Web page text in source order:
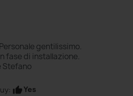
gentilissimo.
fase di installazione.
Stefano
thumb_upYes